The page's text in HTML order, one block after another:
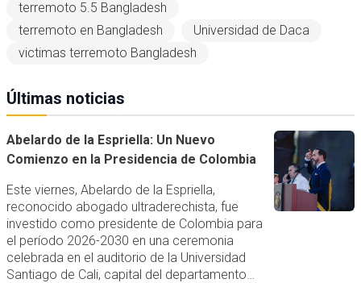
terremoto 5.5 Bangladesh
terremoto en Bangladesh
Universidad de Daca
victimas terremoto Bangladesh
Últimas noticias
Abelardo de la Espriella: Un Nuevo
Comienzo en la Presidencia de Colombia
Este viernes, Abelardo de la Espriella,
reconocido abogado ultraderechista, fue
investido como presidente de Colombia para
el período 2026-2030 en una ceremonia
celebrada en el auditorio de la Universidad
Santiago de Cali, capital del departamento…